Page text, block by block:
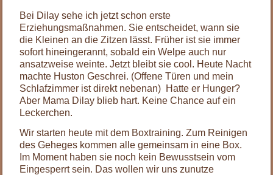
Bei Dilay sehe ich jetzt schon erste
Erziehungsmaßnahmen. Sie entscheidet, wann sie
die Kleinen an die Zitzen lässt. Früher ist sie immer
sofort hineingerannt, sobald ein Welpe auch nur
ansatzweise weinte. Jetzt bleibt sie cool. Heute Nacht
machte Huston Geschrei. (Offene Türen und mein
Schlafzimmer ist direkt nebenan) Hatte er Hunger?
Aber Mama Dilay blieb hart. Keine Chance auf ein
Leckerchen.
Wir starten heute mit dem Boxtraining. Zum Reinigen
des Geheges kommen alle gemeinsam in eine Box.
Im Moment haben sie noch kein Bewusstsein vom
Eingesperrt sein. Das wollen wir uns zunutze